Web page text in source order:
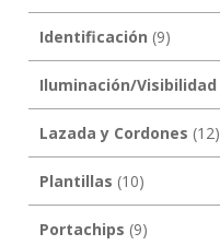
Identificación (9)
Iluminación/Visibilidad
Lazada y Cordones (12)
Plantillas (10)
Portachips (9)